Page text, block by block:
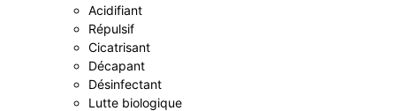
Acidifiant
Répulsif
Cicatrisant
Décapant
Désinfectant
Lutte biologique